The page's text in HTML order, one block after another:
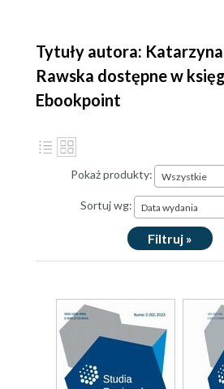
Tytuły autora:
Rawska dostępne w
Ebookpoint
Pokaż produkty: Wszystkie
Sortuj wg: Data wydania
Filtruj »